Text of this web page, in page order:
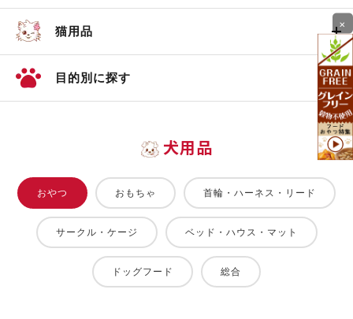
猫用品
目的別に探す
犬用品
おやつ おもちゃ 首輪・ハーネス・リード
サークル・ケージ ベッド・ハウス・マット
ドッグフード 総合
×